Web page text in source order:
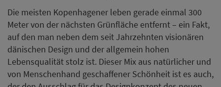
Die meisten Kopenhagener leben gerade einmal 300
Meter von der nächsten Grünfläche entfernt – ein Fakt,
auf den man neben dem seit Jahrzehnten visionären
dänischen Design und der allgemein hohen
Lebensqualität stolz ist. Dieser Mix aus natürlicher und
von Menschenhand geschaffener Schönheit ist es auch,